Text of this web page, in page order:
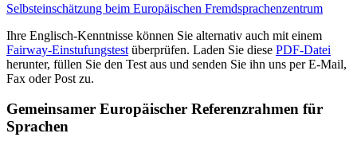
Selbsteinschätzung beim Europäischen Fremdsprachenzentrum
Ihre Englisch-Kenntnisse können Sie alternativ auch mit einem
Fairway-Einstufungstest überprüfen. Laden Sie diese PDF-Datei
herunter, füllen Sie den Test aus und senden Sie ihn uns per E-Mail,
Fax oder Post zu.
Gemeinsamer Europäischer Referenzrahmen für
Sprachen